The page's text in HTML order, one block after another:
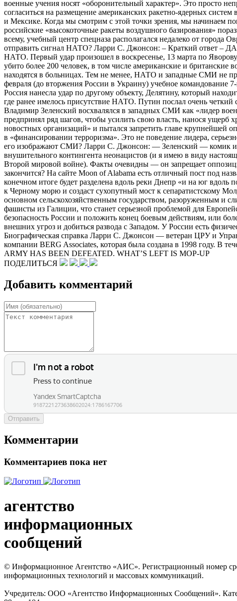
ПОДЕЛИТЬСЯ
Добавить комментарий
Отправить
Комментарии
Комментариев пока нет
агентство
информационных
сообщений
© Информационное Агентство «АИС». Регистрационный номер
информационных технологий и массовых коммуникаций.
Учредитель: ООО «Агентство Информационных Сообщений».